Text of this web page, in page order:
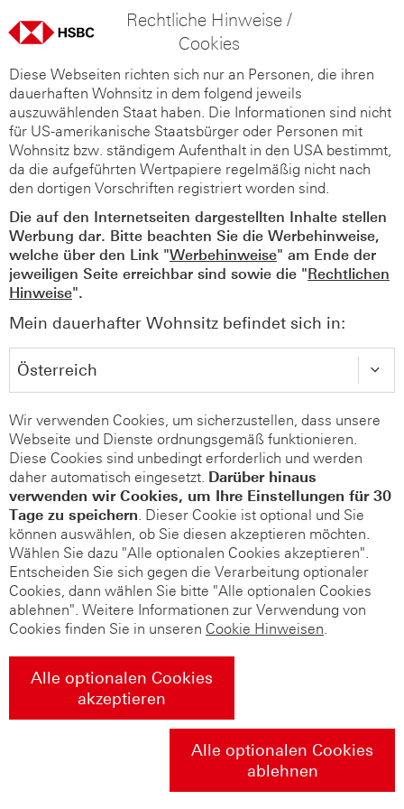
Rechtliche Hinweise /
Cookies
Diese Webseiten richten sich nur an Personen, die ihren
dauerhaften Wohnsitz in dem folgend jeweils
auszuwählenden Staat haben. Die Informationen sind nicht
für US-amerikanische Staatsbürger oder Personen mit
Wohnsitz bzw. ständigem Aufenthalt in den USA bestimmt,
da die aufgeführten Wertpapiere regelmäßig nicht nach
den dortigen Vorschriften registriert worden sind.
Die auf den Internetseiten dargestellten Inhalte stellen
Werbung dar. Bitte beachten Sie die Werbehinweise,
welche über den Link "Werbehinweise" am Ende der
jeweiligen Seite erreichbar sind sowie die "Rechtlichen
Hinweise".
Mein dauerhafter Wohnsitz befindet sich in:
Wir verwenden Cookies, um sicherzustellen, dass unsere
Webseite und Dienste ordnungsgemäß funktionieren.
Diese Cookies sind unbedingt erforderlich und werden
daher automatisch eingesetzt. Darüber hinaus
verwenden wir Cookies, um Ihre Einstellungen für 30
Tage zu speichern. Dieser Cookie ist optional und Sie
können auswählen, ob Sie diesen akzeptieren möchten.
Wählen Sie dazu "Alle optionalen Cookies akzeptieren".
Entscheiden Sie sich gegen die Verarbeitung optionaler
Cookies, dann wählen Sie bitte "Alle optionalen Cookies
ablehnen". Weitere Informationen zur Verwendung von
Cookies finden Sie in unseren Cookie Hinweisen.
Alle optionalen Cookies
akzeptieren
Alle optionalen Cookies
ablehnen